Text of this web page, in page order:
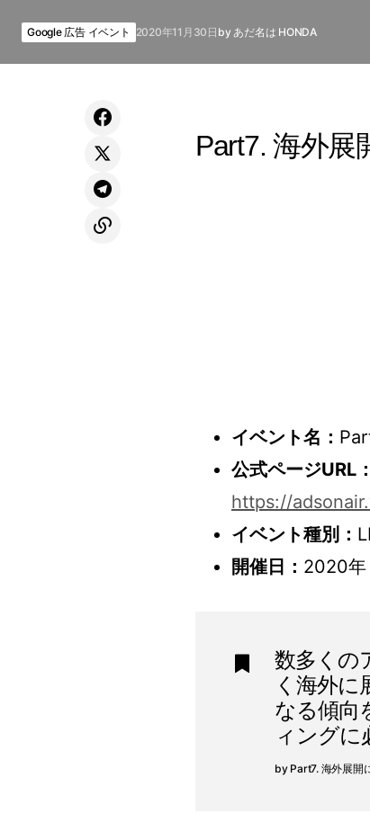
Google 広告 イベント 2020年11月30日 by あだ名は HONDA
Part7. 海外
イベント名：
公式ページURL：
https://
イベント種別：
開催日： 2020年
数多くの
く海外に
なる傾向
ィングに
Part7. 海外展開